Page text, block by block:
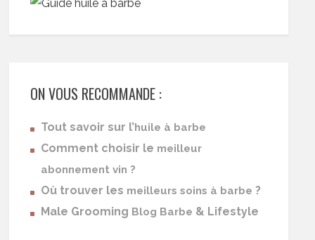
ON VOUS RECOMMANDE :
Tout savoir sur l’huile à barbe
Comment choisir le meilleur
abonnement vin ?
Où trouver les meilleurs soins à barbe ?
Male Grooming Blog Barbe & Lifestyle